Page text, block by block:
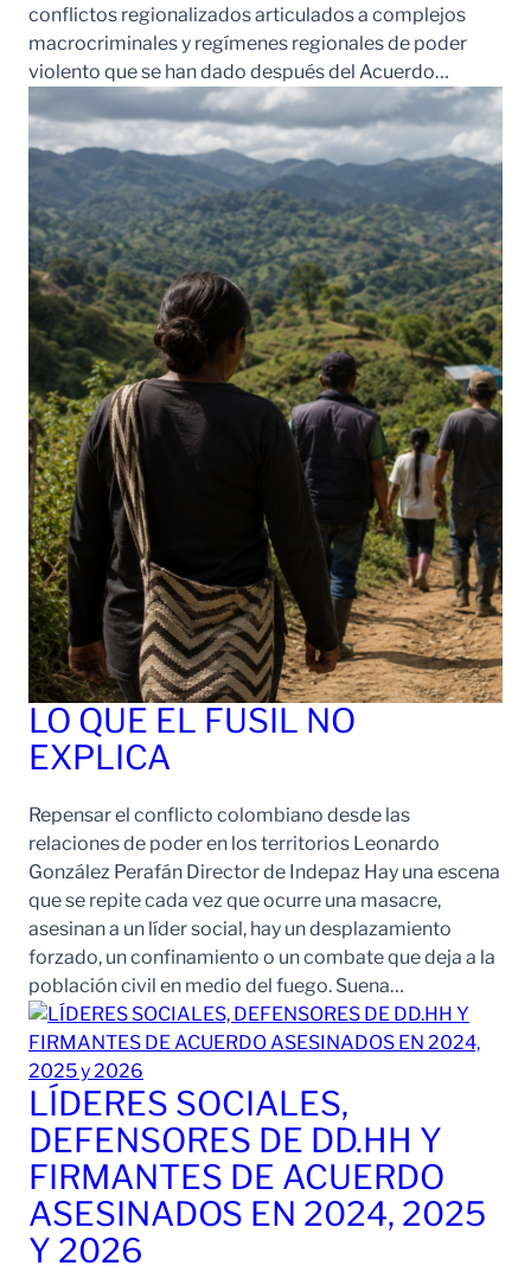
conflictos regionalizados articulados a complejos
macrocriminales y regímenes regionales de poder
violento que se han dado después del Acuerdo…
LO QUE EL FUSIL NO
EXPLICA
Repensar el conflicto colombiano desde las
relaciones de poder en los territorios Leonardo
González Perafán Director de Indepaz Hay una escena
que se repite cada vez que ocurre una masacre,
asesinan a un líder social, hay un desplazamiento
forzado, un confinamiento o un combate que deja a la
población civil en medio del fuego. Suena…
LÍDERES SOCIALES,
DEFENSORES DE DD.HH Y
FIRMANTES DE ACUERDO
ASESINADOS EN 2024, 2025
Y 2026